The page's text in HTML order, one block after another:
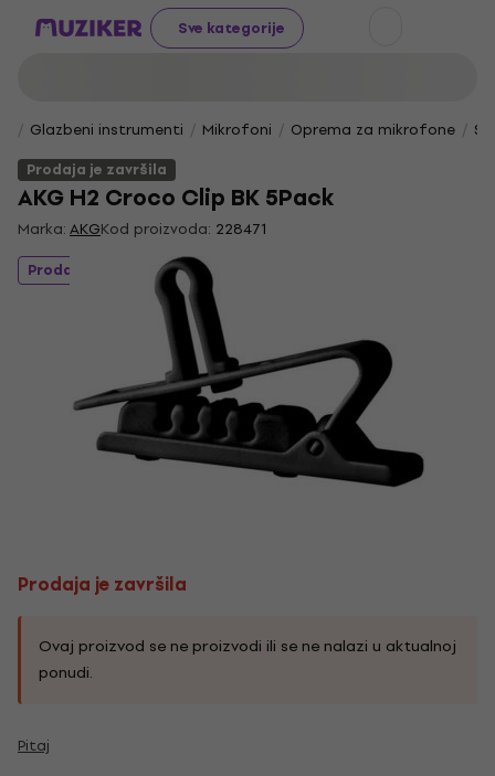
Sve kategorije
Glazbeni instrumenti Mikrofoni Oprema za mikrofone
Prodaja je završila
AKG H2 Croco Clip BK 5Pack
Marka:AKGKod proizvoda: 228471
Prodaja je završila
Prodaja je završila
Ovaj proizvod se ne proizvodi ili se ne nalazi u aktualnoj
ponudi.
Pitaj